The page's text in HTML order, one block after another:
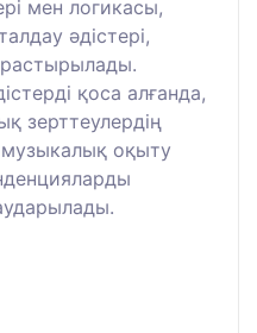
мен логикасы,
әдістері,
қоса алғанда,
зерттеулердің
музыкалық оқыту